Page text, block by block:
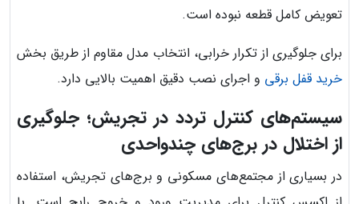
تعویض کامل قطعه نبوده است.
برای جلوگیری از تکرار خرابی، انتخاب مدل مقاوم از طریق بخش
خرید قفل برقی و اجرای نصب دقیق اهمیت بالایی دارد.
سیستم‌های کنترل تردد در تجریش؛ جلوگیری
از اختلال در برج‌های چندواحدی
در بسیاری از مجتمع‌های مسکونی و برج‌های تجریش، استفاده